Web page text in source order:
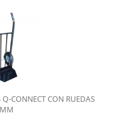
Q-CONNECT CON RUEDAS